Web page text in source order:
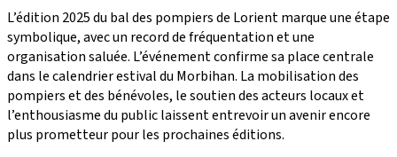
L’édition 2025 du bal des pompiers de Lorient marque une étape
symbolique, avec un record de fréquentation et une
organisation saluée. L’événement confirme sa place centrale
dans le calendrier estival du Morbihan. La mobilisation des
pompiers et des bénévoles, le soutien des acteurs locaux et
l’enthousiasme du public laissent entrevoir un avenir encore
plus prometteur pour les prochaines éditions.